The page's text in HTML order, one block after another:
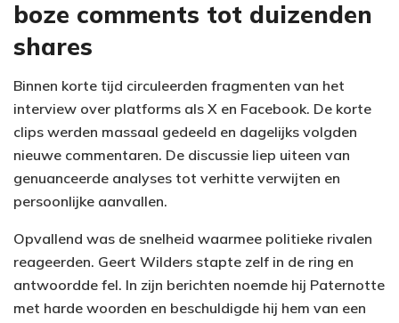
boze comments tot duizenden
shares
Binnen korte tijd circuleerden fragmenten van het
interview over platforms als X en Facebook. De korte
clips werden massaal gedeeld en dagelijks volgden
nieuwe commentaren. De discussie liep uiteen van
genuanceerde analyses tot verhitte verwijten en
persoonlijke aanvallen.
Opvallend was de snelheid waarmee politieke rivalen
reageerden. Geert Wilders stapte zelf in de ring en
antwoordde fel. In zijn berichten noemde hij Paternotte
met harde woorden en beschuldigde hij hem van een